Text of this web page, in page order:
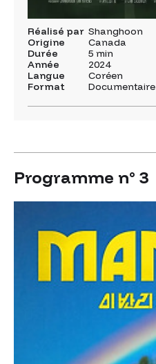
Réalisé par Shanghoon
Origine
Canada
Durée
5 min
Année
2024
Langue
Coréen
Format
Documentaire
Programme n° 3